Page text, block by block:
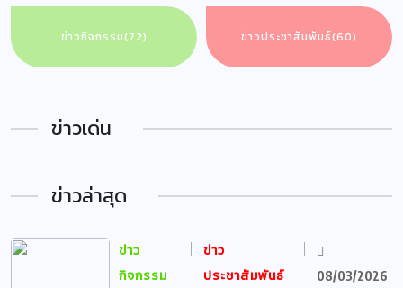
ข่าวกิจกรรม(72) ข่าวประชาสัมพันธ์(60)
ข่าวเด่น
ข่าวล่าสุด
ข่าว
กิจกรรม
ข่าว
ประชาสัมพันธ์
08/03/2026